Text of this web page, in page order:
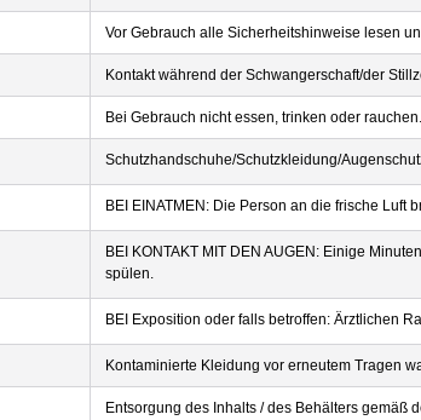
Vor Gebrauch alle Sicherheitshinweise lesen
Kontakt während der Schwangerschaft/der
Bei Gebrauch nicht essen, trinken oder rauchen.
Schutzhandschuhe/Schutzkleidung/
BEI EINATMEN: Die Person an die frische Luft
BEI KONTAKT MIT DEN AUGEN: Einige
spülen.
BEI Exposition oder falls betroffen: Ärztlichen
Kontaminierte Kleidung vor erneutem Tragen
Entsorgung des Inhalts / des Behälters gemäß